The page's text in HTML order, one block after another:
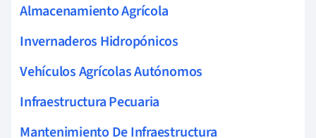
Almacenamiento Agrícola
Invernaderos Hidropónicos
Vehículos Agrícolas Autónomos
Infraestructura Pecuaria
Mantenimiento De Infraestructura